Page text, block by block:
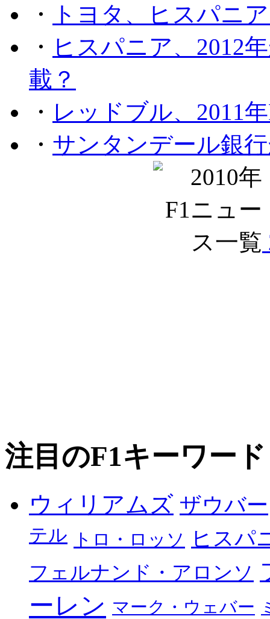
・
トヨタ、ヒスパニ
・ ヒスパニア、2012
載？
・ レッドブル、2011
・ サンタンデール銀
注目のF1キーワード
ウィリアムズ ザウバー
テル トロ・ロッソ ヒスパ
フェルナンド・アロンソ
ーレン マーク・ウェバー